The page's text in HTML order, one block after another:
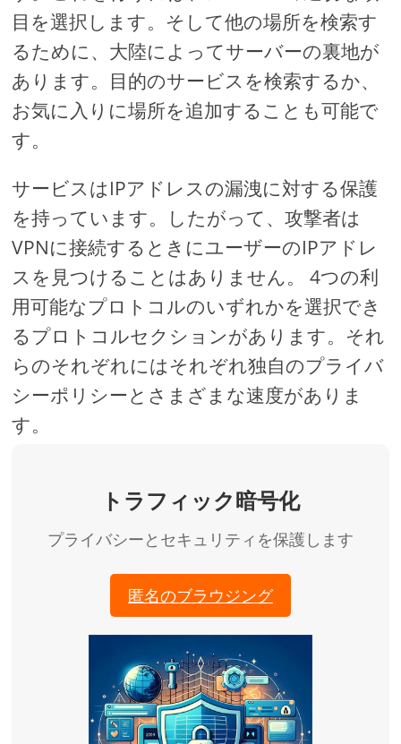
目を選択します。そして他の場所を検索す
るために、大陸によってサーバーの裏地が
あります。目的のサービスを検索するか、
お気に入りに場所を追加することも可能で
す。
サービスはIPアドレスの漏洩に対する保護
を持っています。したがって、攻撃者は
VPNに接続するときにユーザーのIPアドレ
スを見つけることはありません。 4つの利
用可能なプロトコルのいずれかを選択でき
るプロトコルセクションがあります。それ
らのそれぞれにはそれぞれ独自のプライバ
シーポリシーとさまざまな速度がありま
す。
トラフィック暗号化
プライバシーとセキュリティを保護します
匿名のブラウジング